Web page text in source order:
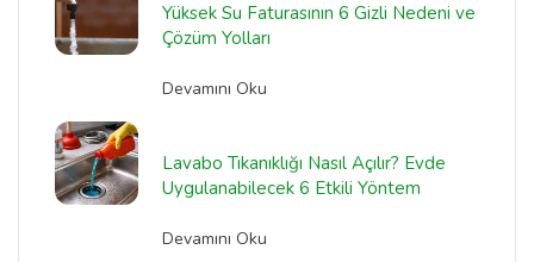
Yüksek Su Faturasının 6 Gizli Nedeni ve
Çözüm Yolları
Devamını Oku
Lavabo Tıkanıklığı Nasıl Açılır? Evde
Uygulanabilecek 6 Etkili Yöntem
Devamını Oku